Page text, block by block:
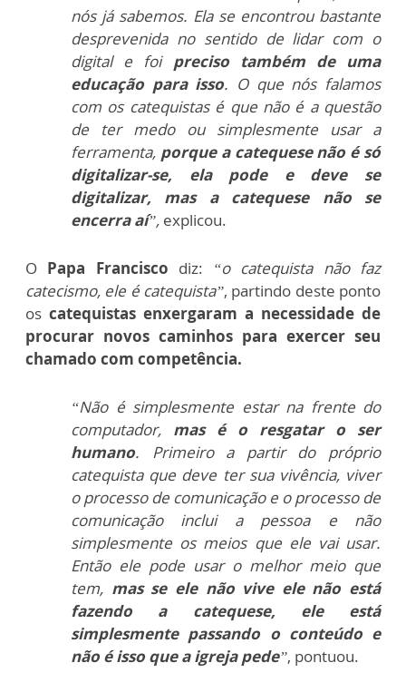
nós já sabemos. Ela se encontrou bastante
desprevenida no sentido de lidar com o
digital e foipreciso também de uma
educação para isso. O que nós falamos
com os catequistas é que não é a questão
de ter medo ou simplesmente usar a
ferramenta, porque a catequese não é só
digitalizar-se, ela pode e deve se
digitalizar, mas a catequese não se
encerra aí”, explicou.
O Papa Francisco diz: “o catequista não faz
catecismo, ele é catequista”, partindo deste ponto
os catequistas enxergaram a necessidade de
procurar novos caminhos para exercer seu
chamado com competência.
“Não é simplesmente estar na frente do
computador, mas é o resgatar o ser
humano. Primeiro a partir do próprio
catequista que deve ter sua vivência, viver
o processo de comunicação e o processo de
comunicação inclui a pessoa e não
simplesmente os meios que ele vai usar.
Então ele pode usar o melhor meio que
tem, mas se ele não vive ele não está
fazendo a catequese, ele está
simplesmente passando o conteúdo e
não é isso que a igreja pede”, pontuou.